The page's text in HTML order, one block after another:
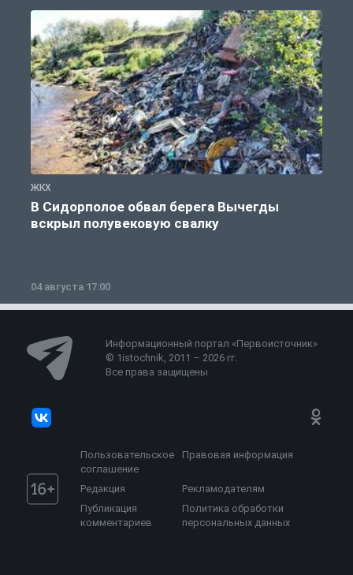
ЖКХ
В Сидорполое обвал берега Вычегды
вскрыл полувековую свалку
04 августа 17:00
Информационный портал «Первоисточник»
© 1istochnik, 2011 – 2026 гг.
Все права защищены
Пользовательское
соглашение
Правовая информация
Редакция
Рекламодателям
Публикация
комментариев
Политика обработки
персональных данных